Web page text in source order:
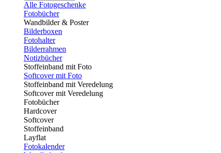
Alle Fotogeschenke
Fotobücher
Wandbilder & Poster
Bilderboxen
Fotohalter
Bilderrahmen
Notizbücher
Stoffeinband mit Foto
Softcover mit Foto
Stoffeinband mit Veredelung
Softcover mit Veredelung
Fotobücher
Hardcover
Softcover
Stoffeinband
Layflat
Fotokalender